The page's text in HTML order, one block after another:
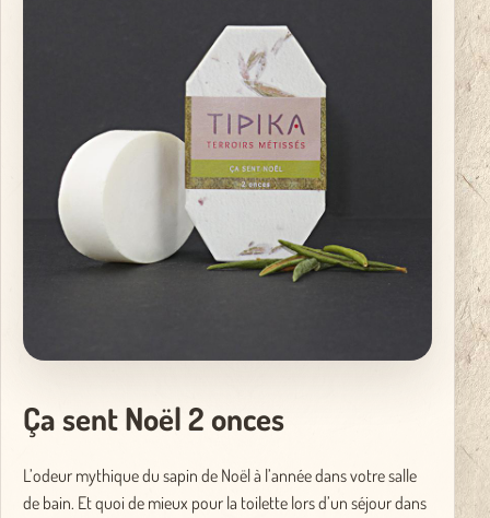
Ça sent Noël 2 onces
L’odeur mythique du sapin de Noël à l’année dans votre salle
de bain. Et quoi de mieux pour la toilette lors d’un séjour dans